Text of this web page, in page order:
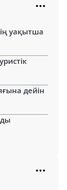
уақытша
дейін